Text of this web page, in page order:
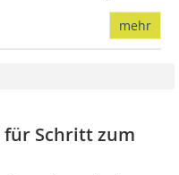
mehr
Schritt zum